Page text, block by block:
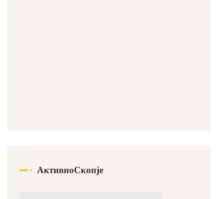
АктивноСкопје